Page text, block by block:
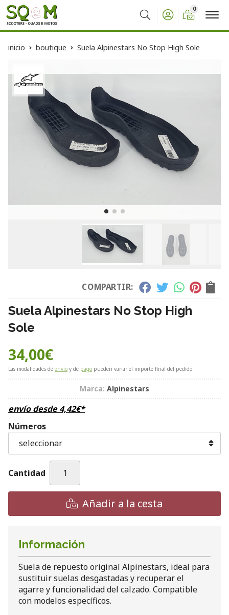
Buscar
0
inicio boutique Suela Alpinestars No Stop High Sole
COMPARTIR:
Suela Alpinestars No Stop High
Sole
34,00€
Las modalidades de envío y de pago pueden variar el importe final del pedido.
Marca: Alpinestars
envío desde4,42€*
Números
Cantidad
Añadir a la cesta
Información
Suela de repuesto original Alpinestars, ideal para
sustituir suelas desgastadas y recuperar el
agarre y funcionalidad del calzado. Compatible
con modelos específicos.